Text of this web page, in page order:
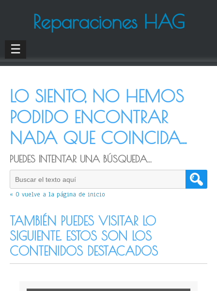
Reparaciones HAG
☰
LO SIENTO, NO HEMOS
PODIDO ENCONTRAR
NADA QUE COINCIDA...
PUEDES INTENTAR UNA BÚSQUEDA...
« O vuelve a la página de inicio
TAMBIÉN PUEDES VISITAR LO
SIGUIENTE. ESTOS SON LOS
CONTENIDOS DESTACADOS